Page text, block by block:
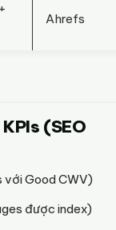
Ahrefs
(SEO
với Good CWV)
được index)